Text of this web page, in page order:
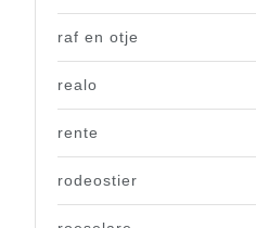
raf en otje
realo
rente
rodeostier